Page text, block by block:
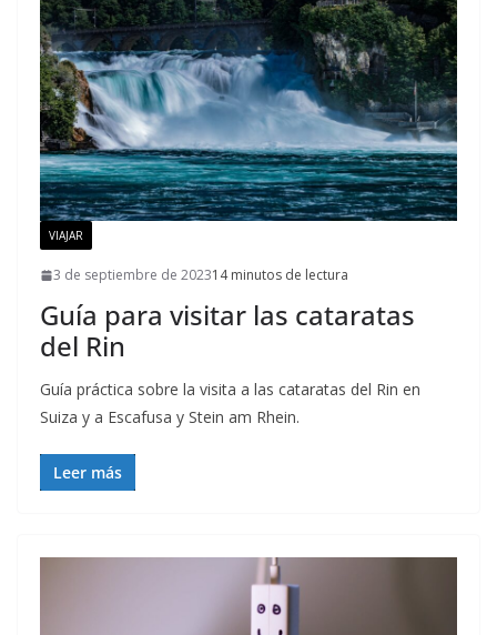
VIAJAR
3 de septiembre de 202314 minutos de lectura
Guía para visitar las cataratas
del Rin
Guía práctica sobre la visita a las cataratas del Rin en
Suiza y a Escafusa y Stein am Rhein.
Leer más